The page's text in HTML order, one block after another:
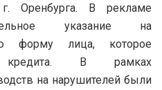
Оренбурга. В рекламе
указание на
форму лица, которое
кредита. В рамках
на нарушителей были